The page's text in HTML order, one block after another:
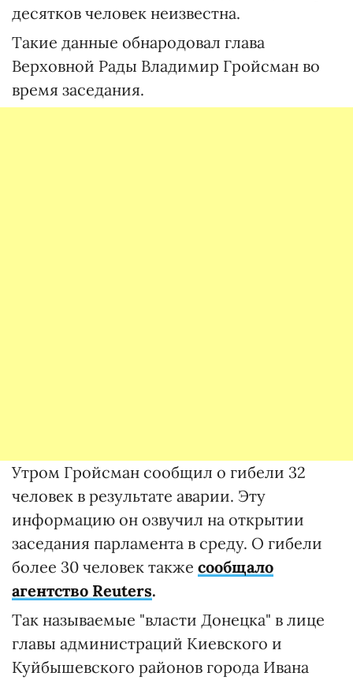
десятков человек неизвестна.
Такие данные обнародовал глава
Верховной Рады Владимир Гройсман во
время заседания.
Утром Гройсман сообщил о гибели 32
человек в результате аварии. Эту
информацию он озвучил на открытии
заседания парламента в среду. О гибели
более 30 человек также сообщало
агентство Reuters.
Так называемые "власти Донецка" в лице
главы администраций Киевского и
Куйбышевского районов города Ивана